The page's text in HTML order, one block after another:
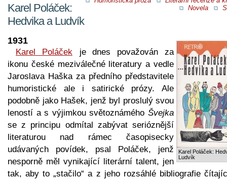
Novela
Karel Poláček:
Hedvika a Ludvík
Karel Poláček:
Ludvík
1931
Karel Poláček je dnes považován za
ikonu české meziválečné literatury a vedle
Jaroslava Haška za předního představitele
humoristické ale i satirické prózy. Ale
podobně jako Hašek, jenž byl proslulý svou
leností a s výjimkou světoznámého Švejka
se z principu odmítal zabývat serióznější
literaturou nad rámec časopisecky
udávaných povídek, psal Poláček, jenž
nesporně měl vynikající literární talent, jen
tak, aby to „stačilo“ a z jeho rozsáhlé bibliografie